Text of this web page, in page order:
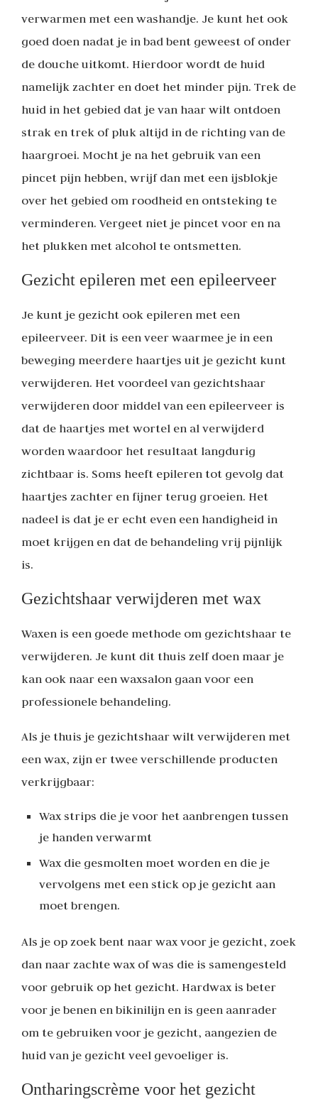
verwarmen met een washandje. Je kunt het ook
goed doen nadat je in bad bent geweest of onder
de douche uitkomt. Hierdoor wordt de huid
namelijk zachter en doet het minder pijn. Trek de
huid in het gebied dat je van haar wilt ontdoen
strak en trek of pluk altijd in de richting van de
haargroei. Mocht je na het gebruik van een
pincet pijn hebben, wrijf dan met een ijsblokje
over het gebied om roodheid en ontsteking te
verminderen. Vergeet niet je pincet voor en na
het plukken met alcohol te ontsmetten.
Gezicht epileren met een epileerveer
Je kunt je gezicht ook epileren met een
epileerveer. Dit is een veer waarmee je in een
beweging meerdere haartjes uit je gezicht kunt
verwijderen. Het voordeel van gezichtshaar
verwijderen door middel van een epileerveer is
dat de haartjes met wortel en al verwijderd
worden waardoor het resultaat langdurig
zichtbaar is. Soms heeft epileren tot gevolg dat
haartjes zachter en fijner terug groeien. Het
nadeel is dat je er echt even een handigheid in
moet krijgen en dat de behandeling vrij pijnlijk
is.
Gezichtshaar verwijderen met wax
Waxen is een goede methode om gezichtshaar te
verwijderen. Je kunt dit thuis zelf doen maar je
kan ook naar een waxsalon gaan voor een
professionele behandeling.
Als je thuis je gezichtshaar wilt verwijderen met
een wax, zijn er twee verschillende producten
verkrijgbaar:
Wax strips die je voor het aanbrengen tussen
je handen verwarmt
Wax die gesmolten moet worden en die je
vervolgens met een stick op je gezicht aan
moet brengen.
Als je op zoek bent naar wax voor je gezicht, zoek
dan naar zachte wax of was die is samengesteld
voor gebruik op het gezicht. Hardwax is beter
voor je benen en bikinilijn en is geen aanrader
om te gebruiken voor je gezicht, aangezien de
huid van je gezicht veel gevoeliger is.
Ontharingscrème voor het gezicht